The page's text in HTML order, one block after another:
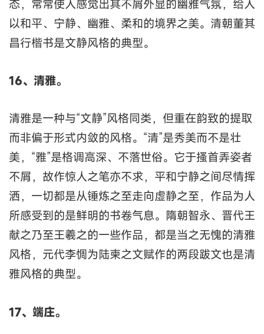
态，常常使人感觉出其不屑外显的幽雅气氛，给人
以和平、宁静、幽雅、柔和的境界之美。清朝董其
昌行楷书是文静风格的典型。
16、清雅。
清雅是一种与“文静”风格同类，但重在韵致的提取
而非偏于形式内敛的风格。“清”是秀美而不是壮
美，“雅”是格调高深、不落世俗。它于搔首弄姿者
不屑，故作惊人之笔亦不求，平和宁静之间尽情挥
洒，一切都是从锤炼之至走向虚静之至，作品为人
所感受到的是鲜明的书卷气息。隋朝智永、晋代王
献之乃至王羲之的一些作品，都是当之无愧的清雅
风格，元代李惆为陆柬之文赋作的两段跋文也是清
雅风格的典型。
17、端庄。